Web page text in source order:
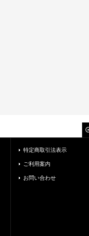
特定商取引法表示
ご利用案内
お問い合わせ